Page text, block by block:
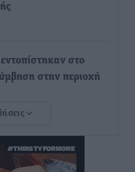
στο
στην περιοχή
ο μηχανισμός